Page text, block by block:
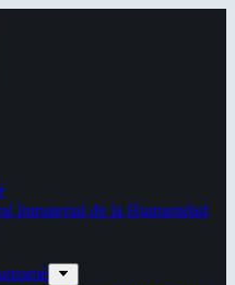
Inmaterial de la Humanidad